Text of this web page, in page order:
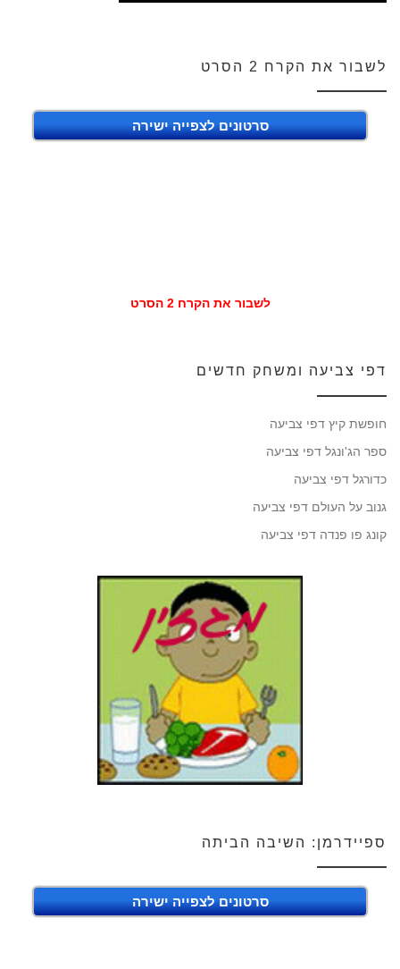
לשבור את הקרח 2 הסרט
סרטונים לצפייה ישירה
לשבור את הקרח 2 הסרט
דפי צביעה ומשחק חדשים
חופשת קיץ דפי צביעה
ספר הג'ונגל דפי צביעה
כדורגל דפי צביעה
גנוב על העולם דפי צביעה
קונג פו פנדה דפי צביעה
ספיידרמן: השיבה הביתה
סרטונים לצפייה ישירה